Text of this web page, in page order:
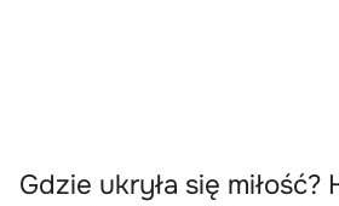
Gdzie ukryła się